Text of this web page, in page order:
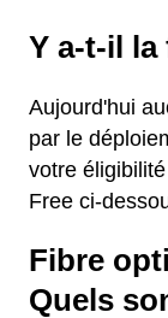
Y a-t-il la
Aujourd'hui
par le
votre
Free ci-
Fibre
Quels